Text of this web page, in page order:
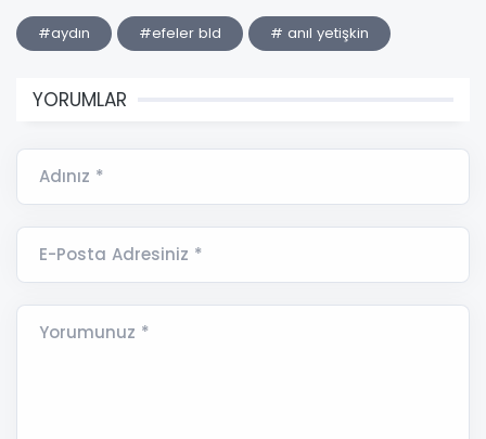
#aydın #efeler bld # anıl yetişkin
YORUMLAR
Adınız *
E-Posta Adresiniz *
Yorumunuz *